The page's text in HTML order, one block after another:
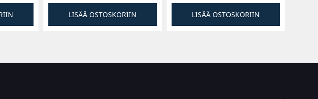
LISÄÄ OSTOSKORIIN LISÄÄ OSTOSKORIIN